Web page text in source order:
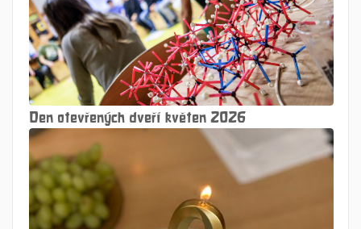
Den otevřených dveří květen 2026